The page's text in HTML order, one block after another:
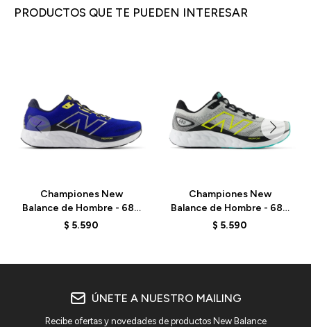
PRODUCTOS QUE TE PUEDEN INTERESAR
Championes New
Balance de Hombre - 680
V8 - M680RB8 - ELD
$ 5.590
Championes New
Balance de Hombre - 680
V8 - M680CG8 - GREY
$ 5.590
ÚNETE A NUESTRO MAILING
Recibe ofertas y novedades de productos New Balance